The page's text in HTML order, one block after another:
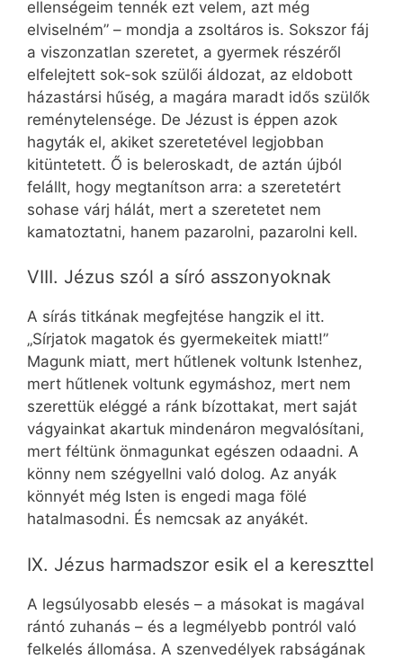
ellenségeim tennék ezt velem, azt még
elviselném” – mondja a zsoltáros is. Sokszor fáj
a viszonzatlan szeretet, a gyermek részéről
elfelejtett sok-sok szülői áldozat, az eldobott
házastársi hűség, a magára maradt idős szülők
reménytelensége. De Jézust is éppen azok
hagyták el, akiket szeretetével legjobban
kitüntetett. Ő is beleroskadt, de aztán újból
felállt, hogy megtanítson arra: a szeretetért
sohase várj hálát, mert a szeretetet nem
kamatoztatni, hanem pazarolni, pazarolni kell.
VIII. Jézus szól a síró asszonyoknak
A sírás titkának megfejtése hangzik el itt.
„Sírjatok magatok és gyermekeitek miatt!”
Magunk miatt, mert hűtlenek voltunk Istenhez,
mert hűtlenek voltunk egymáshoz, mert nem
szerettük eléggé a ránk bízottakat, mert saját
vágyainkat akartuk mindenáron megvalósítani,
mert féltünk önmagunkat egészen odaadni. A
könny nem szégyellni való dolog. Az anyák
könnyét még Isten is engedi maga fölé
hatalmasodni. És nemcsak az anyákét.
IX. Jézus harmadszor esik el a kereszttel
A legsúlyosabb elesés – a másokat is magával
rántó zuhanás – és a legmélyebb pontról való
felkelés állomása. A szenvedélyek rabságának